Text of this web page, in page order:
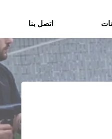
اتصل بنا